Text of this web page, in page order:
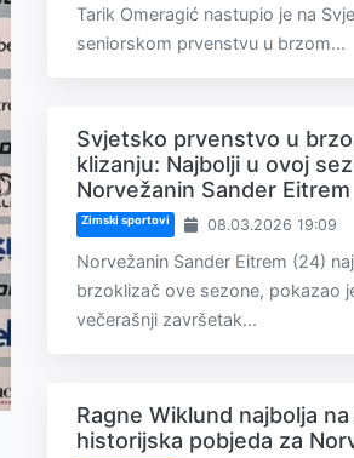
Tarik Omeragić nastupio je na
seniorskom prvenstvu u brzom...
Svjetsko prvenstvo u
klizanju: Najbolji u ovoj
Norvežanin Sander Eitrem
Zimski sportovi 08.03.2026 19:09
Norvežanin Sander Eitrem (24)
brzoklizač ove sezone, pokazao
večerašnji završetak...
Ragne Wiklund najbolja
historijska pobjeda za